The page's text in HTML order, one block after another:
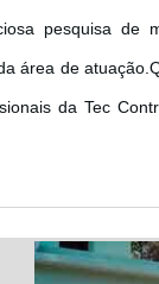
pesquisa de
área de
da Tec